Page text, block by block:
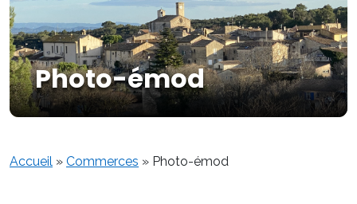
Photo-émod
Accueil » Commerces » Photo-émod